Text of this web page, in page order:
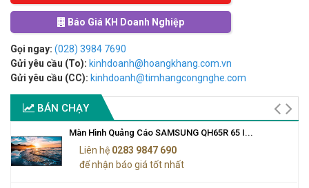
Báo Giá KH Doanh Nghiệp
Gọi ngay: (028) 3984 7690
Gửi yêu cầu (To): kinhdoanh@hoangkhang.com.vn
Gửi yêu cầu (CC): kinhdoanh@timhangcongnghe.com
BÁN CHẠY
Màn Hình Quảng Cáo SAMSUNG QH65R 65 I...
Liên hệ 0283 9847 690
để nhận báo giá tốt nhất